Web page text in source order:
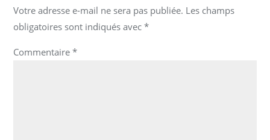
Votre adresse e-mail ne sera pas publiée. Les champs
obligatoires sont indiqués avec*
Commentaire*